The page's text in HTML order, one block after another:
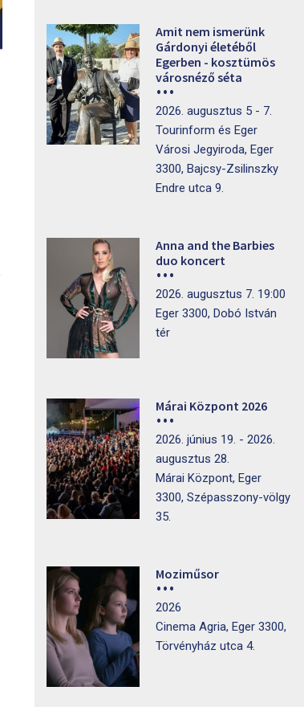
Amit nem ismerünk
Gárdonyi életéből
Egerben - kosztümös
városnéző séta
2026. augusztus 5 - 7.
Tourinform és Eger
Városi Jegyiroda, Eger
3300, Bajcsy-Zsilinszky
Endre utca 9.
Anna and the Barbies
duo koncert
2026. augusztus 7. 19:00
Eger 3300, Dobó István
tér
Márai Központ 2026
2026. június 19. - 2026.
augusztus 28.
Márai Központ, Eger
3300, Szépasszony-völgy
35.
Moziműsor
2026
Cinema Agria, Eger 3300,
Törvényház utca 4.